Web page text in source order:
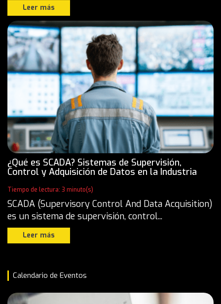
Leer más
¿Qué es SCADA? Sistemas de Supervisión,
Control y Adquisición de Datos en la Industria
Tiempo de lectura: 3 minuto(s)
SCADA (Supervisory Control And Data Acquisition)
es un sistema de supervisión, control...
Leer más
Calendario de Eventos